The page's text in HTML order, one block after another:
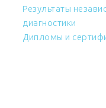
Результаты
диагностики
Дипломы и